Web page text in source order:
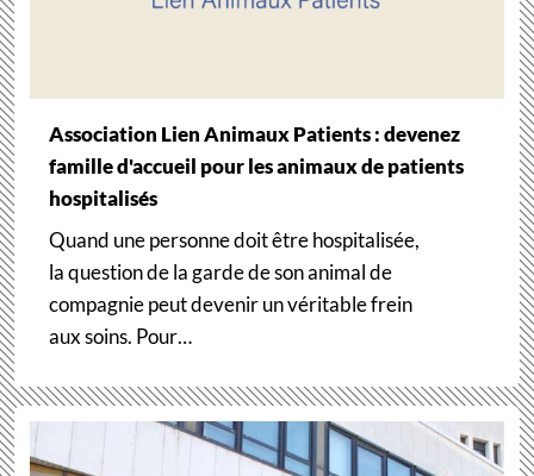
Association Lien Animaux Patients : devenez
famille d'accueil pour les animaux de patients
hospitalisés
Quand une personne doit être hospitalisée,
la question de la garde de son animal de
compagnie peut devenir un véritable frein
aux soins. Pour…